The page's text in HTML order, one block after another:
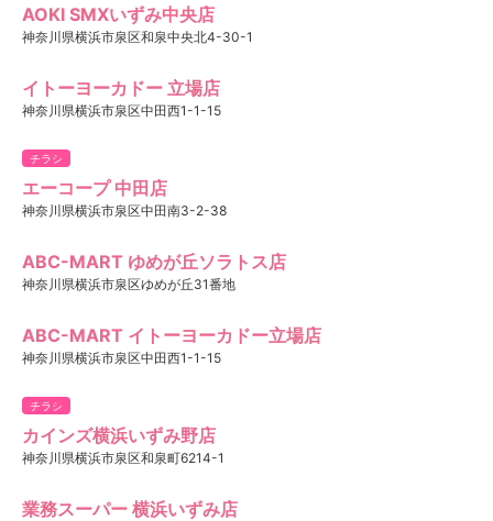
AOKI SMXいずみ中央店
神奈川県横浜市泉区和泉中央北4-30-1
イトーヨーカドー 立場店
神奈川県横浜市泉区中田西1-1-15
チラシ
エーコープ 中田店
神奈川県横浜市泉区中田南3-2-38
ABC-MART ゆめが丘ソラトス店
神奈川県横浜市泉区ゆめが丘31番地
ABC-MART イトーヨーカドー立場店
神奈川県横浜市泉区中田西1-1-15
チラシ
カインズ横浜いずみ野店
神奈川県横浜市泉区和泉町6214-1
業務スーパー 横浜いずみ店